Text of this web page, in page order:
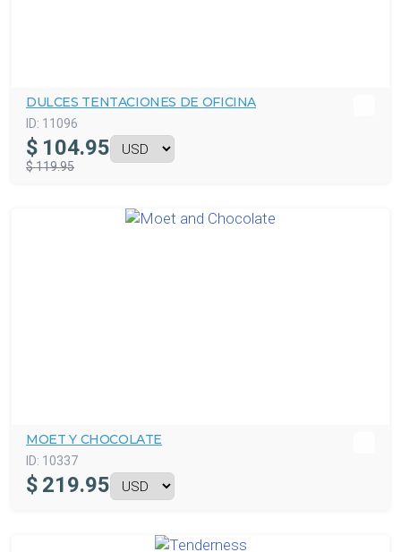
DULCES TENTACIONES DE OFICINA
ID: 11096
$ 104.95
$ 119.95
MOET Y CHOCOLATE
ID: 10337
$ 219.95